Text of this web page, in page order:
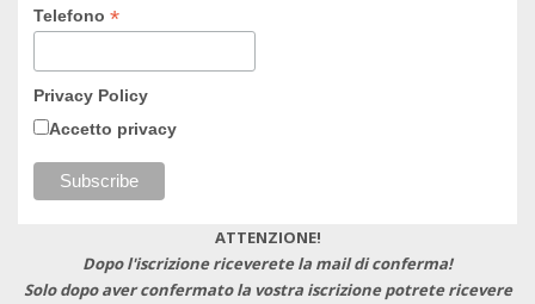
Telefono *
Privacy Policy
Accetto privacy
ATTENZIONE!
Dopo l'iscrizione riceverete la mail di conferma!
Solo dopo aver confermato la vostra iscrizione potrete ricevere